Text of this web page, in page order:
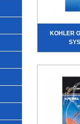
KOHLER